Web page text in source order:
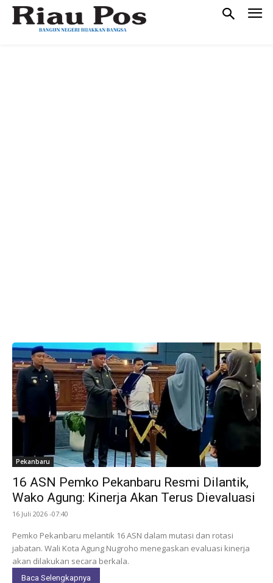
Pekanbaru
16 ASN Pemko Pekanbaru Resmi Dilantik,
Wako Agung: Kinerja Akan Terus Dievaluasi
16 Juli 2026 -07:40
Pemko Pekanbaru melantik 16 ASN dalam mutasi dan rotasi
jabatan. Wali Kota Agung Nugroho menegaskan evaluasi kinerja
akan dilakukan secara berkala.
Baca Selengkapnya